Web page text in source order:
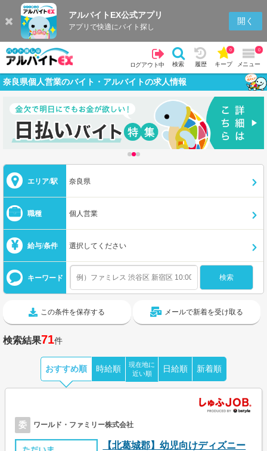
アルバイトEX公式アプリ
アプリで快適にバイト探し
開く
ログアウト中 検索 履歴 キープ
0
メニュー
0
奈良県個人営業のバイト・アルバイトの求人情報
エリア/駅 奈良県
職種 個人営業
給与/条件 選択してください
キーワード
この条件を保存する メールで新着を受け取る
検索結果71件
おすすめ順 時給順
現在地に
近い順
日給順 新着順
委 ワールド・ファミリー株式会社
【北葛城郡】幼児向けディズニー